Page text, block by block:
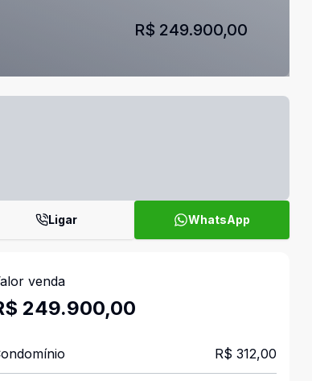
R$ 249.900,00
Ligar WhatsApp
venda
249.900,00
R$ 312,00